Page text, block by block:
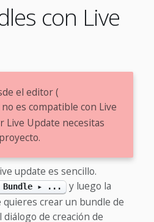
con Live
el editor (
no es compatible con Live
Live Update necesitas
update es sencillo.
Bundle ▸ ...
y luego la
crear un bundle de
diálogo de creación de